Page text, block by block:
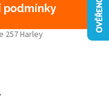
podmínky
257 Harley